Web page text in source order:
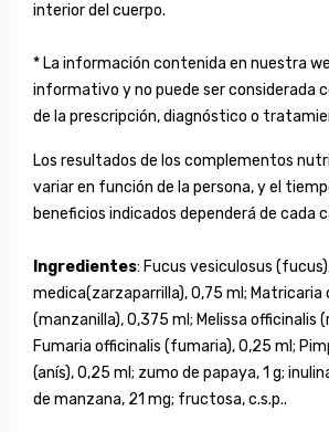
interior del cuerpo.
* La información contenida en nuestra
informativo y no puede ser considerada
de la prescripción, diagnóstico o
Los resultados de los complementos
variar en función de la persona, y el
beneficios indicados dependerá de cada
Ingredientes: Fucus vesiculosus
medica(zarzaparrilla), 0,75 ml; Matricaria
(manzanilla), 0,375 ml; Melissa officinalis
Fumaria officinalis (fumaria), 0,25 ml;
(anís), 0,25 ml; zumo de papaya, 1 g;
de manzana, 21 mg; fructosa, c.s.p..